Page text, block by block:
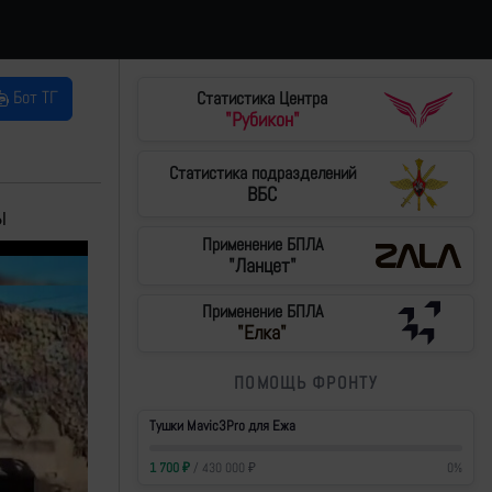
Бот ТГ
Статистика Центра
"Рубикон"
Статистика подразделений
ВБС
Применение БПЛА
"Ланцет"
Применение БПЛА
"Елка"
ПОМОЩЬ ФРОНТУ
Тушки Mavic3Pro для Ежа
1 700₽/ 430 000 ₽ 0%